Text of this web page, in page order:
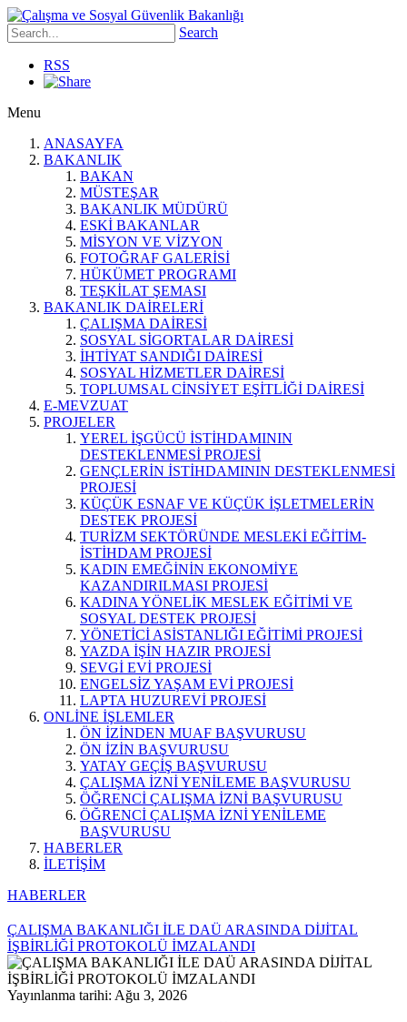
Search
RSS
Menu
ANASAYFA
BAKANLIK
BAKAN
MÜSTEŞAR
BAKANLIK MÜDÜRÜ
ESKİ BAKANLAR
MİSYON VE VİZYON
FOTOĞRAF GALERİSİ
HÜKÜMET PROGRAMI
TEŞKİLAT ŞEMASI
BAKANLIK DAİRELERİ
ÇALIŞMA DAİRESİ
SOSYAL SİGORTALAR DAİRESİ
İHTİYAT SANDIĞI DAİRESİ
SOSYAL HİZMETLER DAİRESİ
TOPLUMSAL CİNSİYET EŞİTLİĞİ DAİRESİ
E-MEVZUAT
PROJELER
YEREL İŞGÜCÜ İSTİHDAMININ
DESTEKLENMESİ PROJESİ
GENÇLERİN İSTİHDAMININ DESTEKLENMESİ
PROJESİ
KÜÇÜK ESNAF VE KÜÇÜK İŞLETMELERİN
DESTEK PROJESİ
TURİZM SEKTÖRÜNDE MESLEKİ EĞİTİM-
İSTİHDAM PROJESİ
KADIN EMEĞİNİN EKONOMİYE
KAZANDIRILMASI PROJESİ
KADINA YÖNELİK MESLEK EĞİTİMİ VE
SOSYAL DESTEK PROJESİ
YÖNETİCİ ASİSTANLIĞI EĞİTİMİ PROJESİ
YAZDA İŞİN HAZIR PROJESİ
SEVGİ EVİ PROJESİ
ENGELSİZ YAŞAM EVİ PROJESİ
LAPTA HUZUREVİ PROJESİ
ONLİNE İŞLEMLER
ÖN İZİNDEN MUAF BAŞVURUSU
ÖN İZİN BAŞVURUSU
YATAY GEÇİŞ BAŞVURUSU
ÇALIŞMA İZNİ YENİLEME BAŞVURUSU
ÖĞRENCİ ÇALIŞMA İZNİ BAŞVURUSU
ÖĞRENCİ ÇALIŞMA İZNİ YENİLEME
BAŞVURUSU
HABERLER
İLETİŞİM
HABERLER
ÇALIŞMA BAKANLIĞI İLE DAÜ ARASINDA DİJİTAL
İŞBİRLİĞİ PROTOKOLÜ İMZALANDI
Yayınlanma tarihi: Ağu 3, 2026